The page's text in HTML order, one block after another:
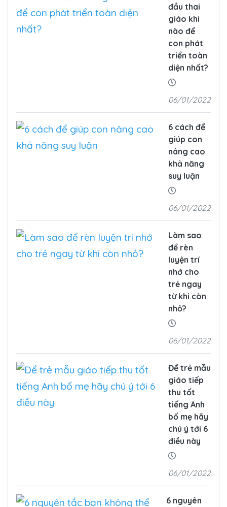
đầu thai
giáo khi
nào để
con phát
triển toàn
diện nhất?
06/01/2022
6 cách để
giúp con
nâng cao
khả năng
suy luận
06/01/2022
Làm sao
để rèn
luyện trí
nhớ cho
trẻ ngay
từ khi còn
nhỏ?
06/01/2022
Để trẻ mẫu
giáo tiếp
thu tốt
tiếng Anh
bố mẹ hãy
chú ý tới 6
điều này
06/01/2022
6 nguyên